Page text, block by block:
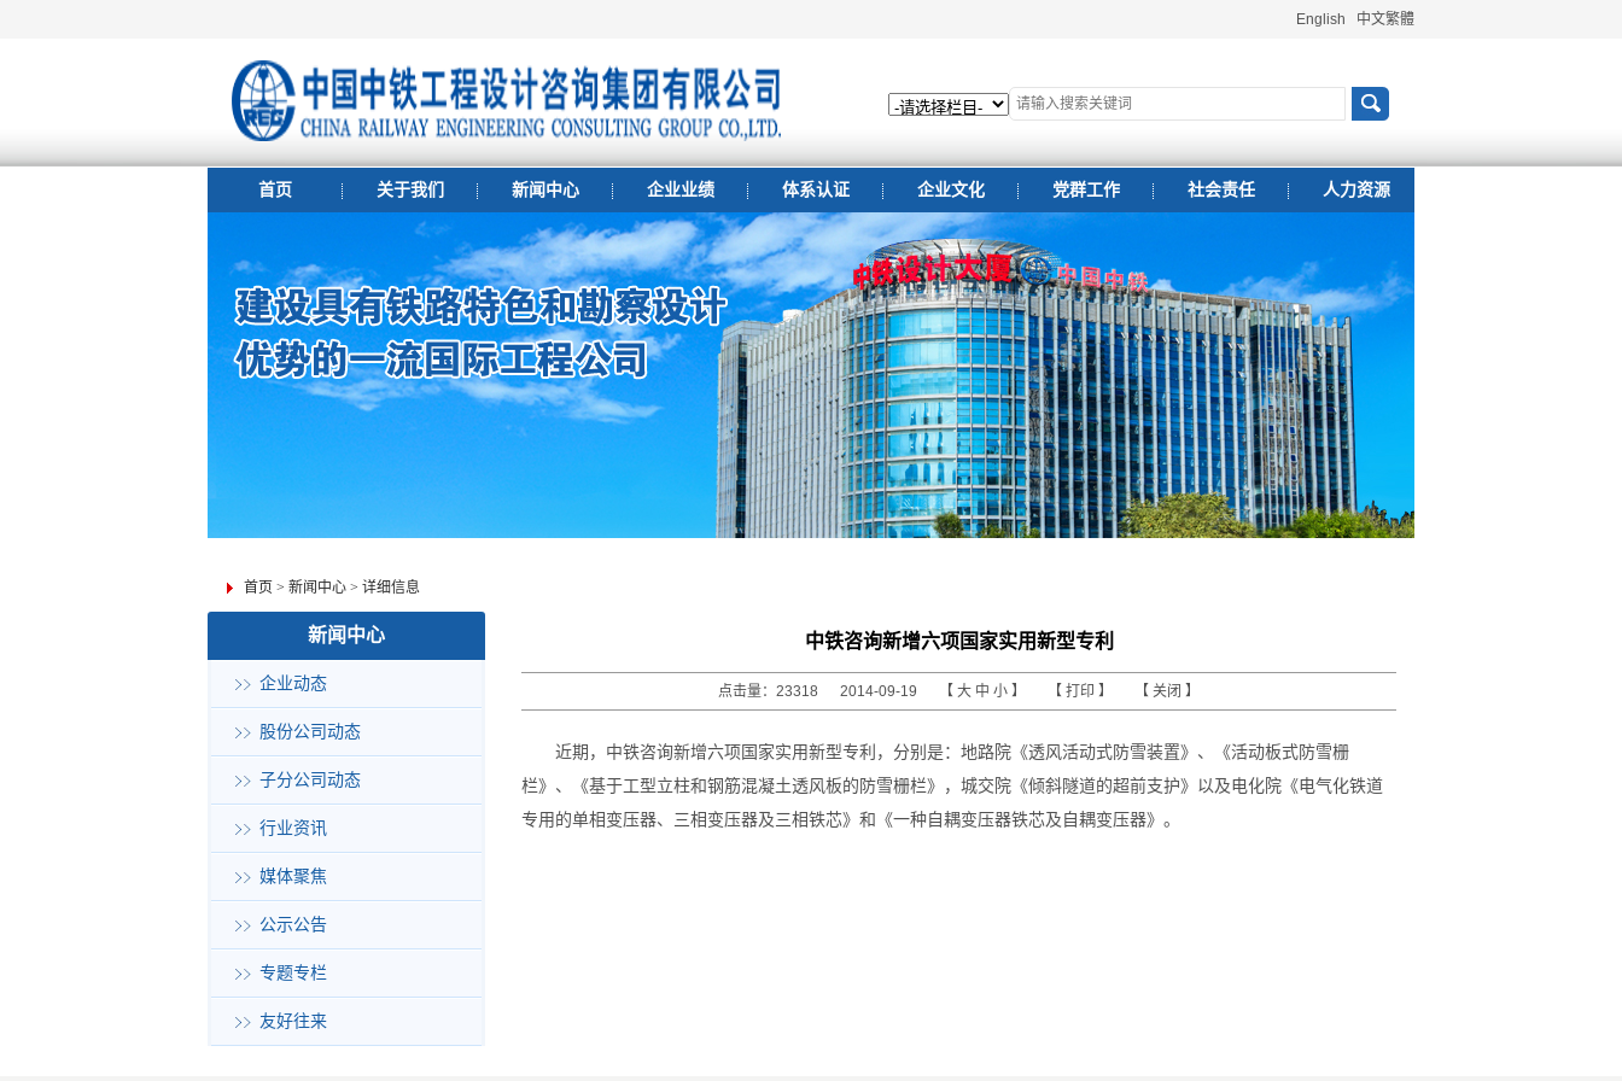
English 中文繁體
首页 关于我们 新闻中心 企业业绩 体系认证 企业文化 党群工作 社会责任 人力资源
首页 > 新闻中心 > 详细信息
新闻中心
企业动态
股份公司动态
子分公司动态
行业资讯
媒体聚焦
公示公告
专题专栏
友好往来
中铁咨询新增六项国家实用新型专利
点击量：23318 2014-09-19 【 大 中 小 】 【 打印 】 【 关闭 】
近期，中铁咨询新增六项国家实用新型专利，分别是：地路院《透风活动式防雪装置》、《活动板式防雪栅
栏》、《基于工型立柱和钢筋混凝土透风板的防雪栅栏》，城交院《倾斜隧道的超前支护》以及电化院《电气化铁道
专用的单相变压器、三相变压器及三相铁芯》和《一种自耦变压器铁芯及自耦变压器》。